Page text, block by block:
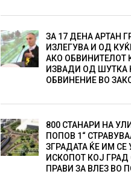
ЗА 17 ДЕНА АРТАН
ИЗЛЕГУВА И ОД
АКО ОБВИНИТЕЛОТ
ИЗВАДИ ОД ШУТКА
ОБВИНЕНИЕ ВО
800 СТАНАРИ НА
ПОПОВ 1“
ЗГРАДАТА ЌЕ ИМ СЕ
ИСКОПОТ КОЈ ГРАД
ПРАВИ ЗА ВЛЕЗ ВО